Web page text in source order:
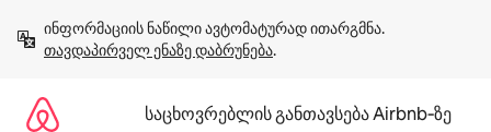
გადასვლა
თავდაპირველ ენაზე დაბრუნება.
საცხოვრებლის განთავსება Airbnb‑ზე